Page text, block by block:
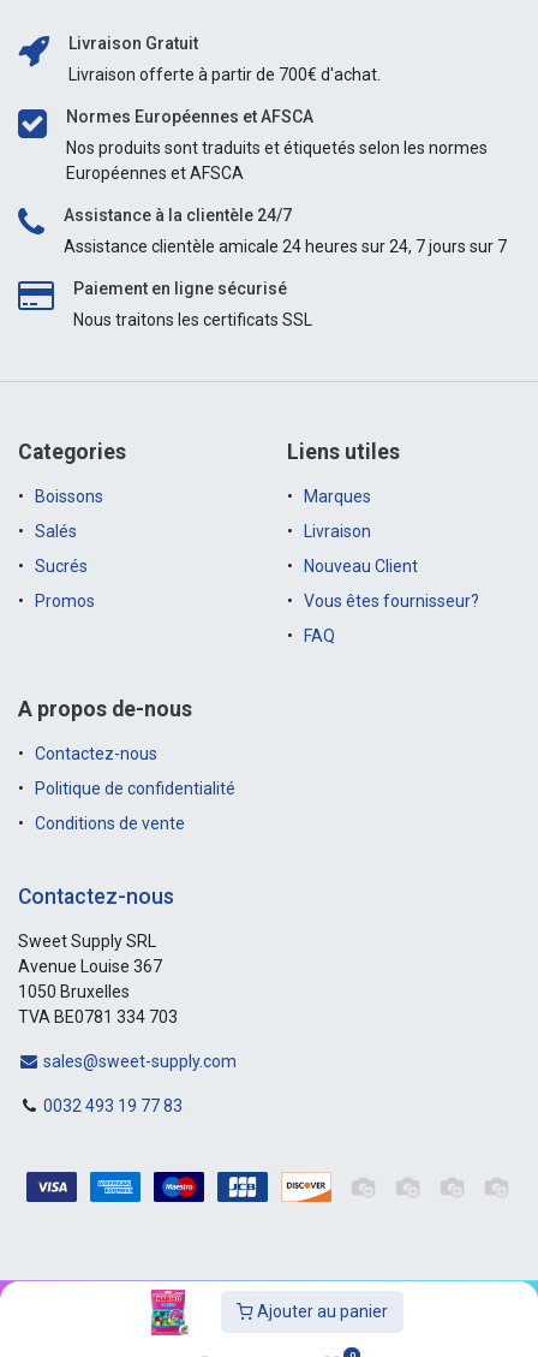
Ajouter au panier
0
Livraison Gratuit
Livraison offerte à partir de 700€ d'achat.
Normes Européennes et AFSCA
Nos produits sont traduits et étiquetés selon les normes
Européennes et AFSCA
Assistance à la clientèle 24/7
Assistance clientèle amicale 24 heures sur 24, 7 jours sur 7
Paiement en ligne sécurisé
Nous traitons les certificats SSL
Categories
Boissons
Salés
Sucrés
Promos
Liens utiles
Marques
Livraison
Nouveau Client
Vous êtes fournisseur?
FAQ
A propos de-nous
Contactez-nous
Politique de confidentialité
Conditions de vente
Contactez-nous
Sweet Supply SRL
Avenue Louise 367
1050 Bruxelles
TVA BE0781 334 703
sales@sweet-supply.com
0032 493 19 77 83
Copyright © Sweet-Supply